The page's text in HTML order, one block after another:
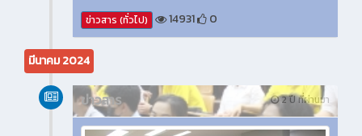
ข่าวสาร (ทั่วไป) 14931 0
มีนาคม 2024
2 ปี ที่ผ่านมา
ข่าวสาร